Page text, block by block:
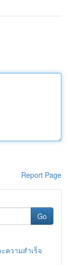
Report Page
Go
ความสำเร็จ